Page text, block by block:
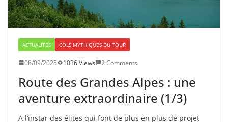
ACTUALITÉS COLS MYTHIQUES DU TOUR
08/09/2025 1036 Views 2 Comments
Route des Grandes Alpes : une
aventure extraordinaire (1/3)
A l’instar des élites qui font de plus en plus de projet